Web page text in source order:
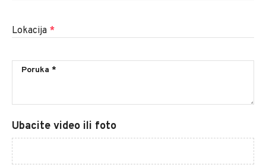
Lokacija *
Ubacite video ili foto